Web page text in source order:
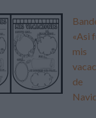
«Asi
mis
de